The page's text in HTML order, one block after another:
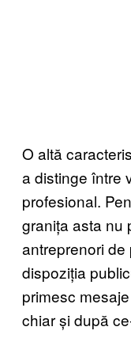
O altă
a distinge între
profesional.
granița asta nu
antreprenori
dispoziția
primesc
chiar și după